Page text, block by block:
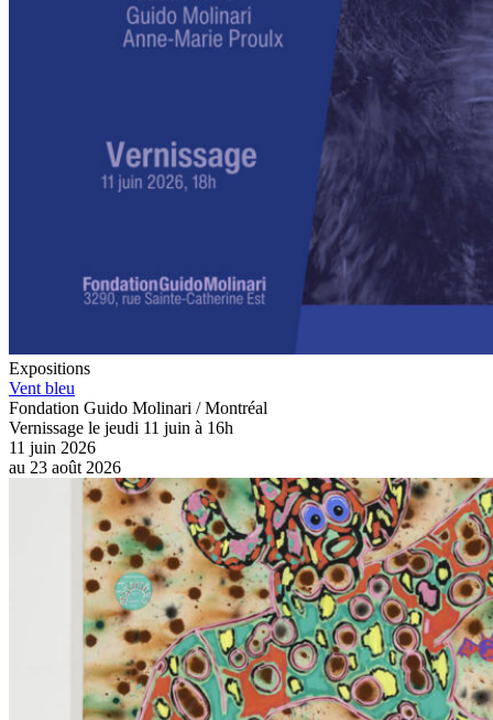
Expositions
Vent bleu
Fondation Guido Molinari / Montréal
Vernissage le jeudi 11 juin à 16h
11 juin 2026
au 23 août 2026